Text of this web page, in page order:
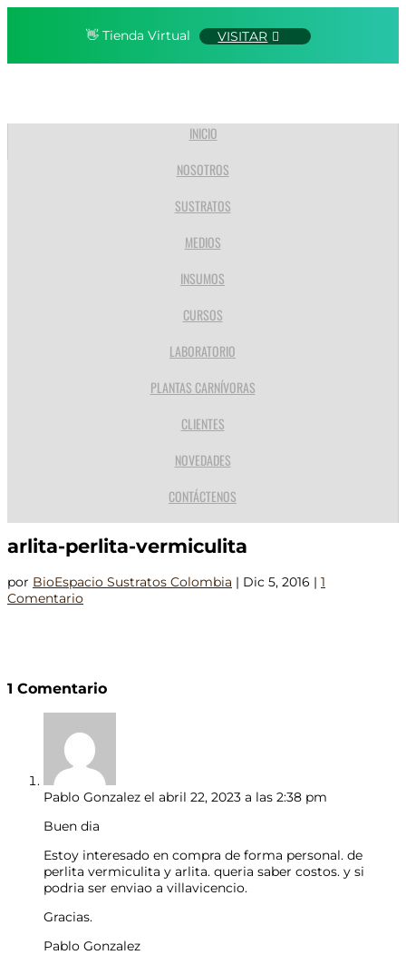
👋 Tienda Virtual VISITAR
INICIO
NOSOTROS
SUSTRATOS
MEDIOS
INSUMOS
CURSOS
LABORATORIO
PLANTAS CARNÍVORAS
CLIENTES
NOVEDADES
CONTÁCTENOS
arlita-perlita-vermiculita
por BioEspacio Sustratos Colombia | Dic 5, 2016 | 1
Comentario
1 Comentario
Pablo Gonzalez el abril 22, 2023 a las 2:38 pm
Buen dia
Estoy interesado en compra de forma personal. de
perlita vermiculita y arlita. queria saber costos. y si
podria ser enviao a villavicencio.
Gracias.
Pablo Gonzalez